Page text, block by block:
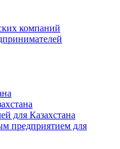
компаний
для Казахстана
предприятием для